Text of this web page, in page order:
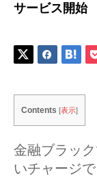
サービス開始
Contents [表示]
金融ブラッ
いチャージ
プライバシー